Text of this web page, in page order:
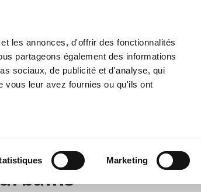
les annonces, d'offrir des fonctionnalités
partageons également des informations
sociaux, de publicité et d'analyse, qui
vous leur avez fournies ou qu'ils ont
Marketing
Histoire International Politique